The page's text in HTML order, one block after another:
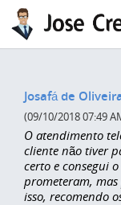
Pular para o
Josafá de
(09/10/2018 07:49
O atendimento
cliente não tiver
certo e consegui
prometeram,
isso, recomendo